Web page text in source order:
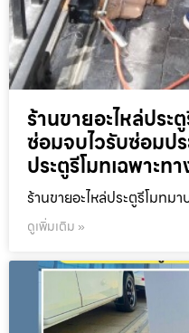
ร้านขายอะไหล่ปร
ซ่อมจบไวรับซ่อมป
ประตูรีโมทเฉพาะท
ร้านขายอะไหล่ประตูรีโมทม
ดูเพิ่มเติม »